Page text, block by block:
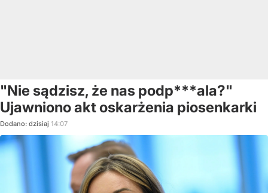
"Nie sądzisz, że nas podp***ala?"
Ujawniono akt oskarżenia piosenkarki
Dodano: dzisiaj 14:07